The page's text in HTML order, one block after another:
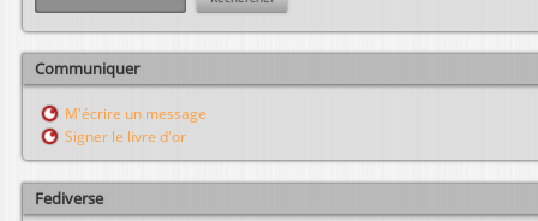
e
c
h
e
h
r
Communiquer
M'écrire un message
Signer le livre d'or
Fediverse